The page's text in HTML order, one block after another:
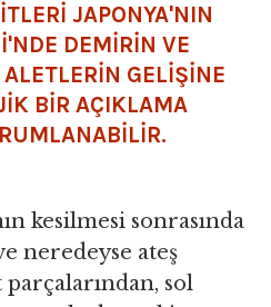
JAPONYA'NIN
DEMİRİN VE
GELİŞİNE
BİR AÇIKLAMA
kesilmesi sonrasında
neredeyse ateş
parçalarından, sol